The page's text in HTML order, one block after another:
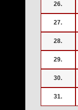
26.
27.
28.
29.
30.
31.